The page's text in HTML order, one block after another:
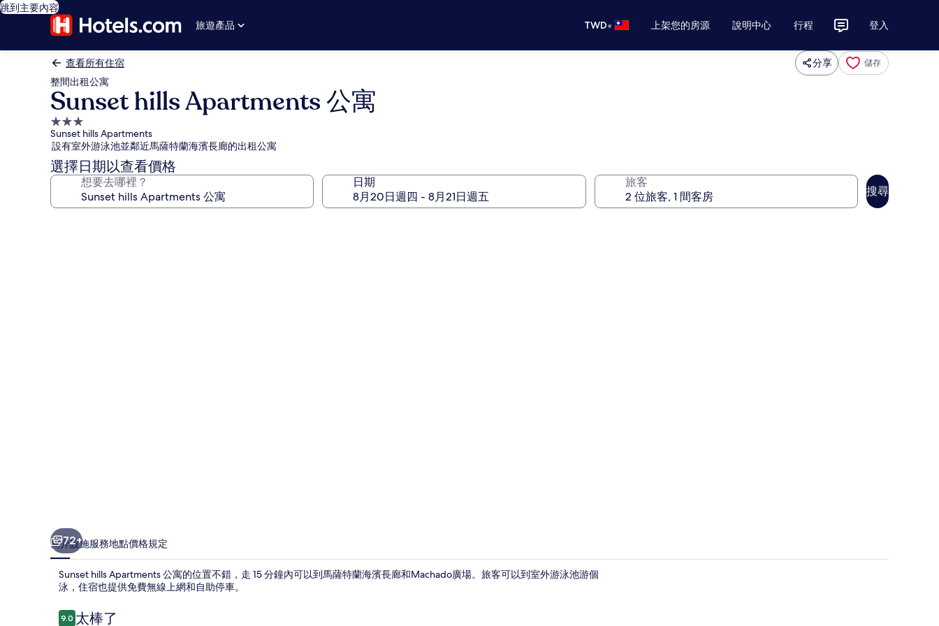
跳到主要內容
旅遊產品
TWD• 上架您的房源 說明中心 行程 登入
查看所有住宿 分享 儲存
整間出租公寓
Sunset hills Apartments 公寓
3.0
星
級
住
宿
Sunset hills Apartments
設有室外游泳池並鄰近馬薩特蘭海濱長廊的出租公寓
選擇日期以查看價格
想要去哪裡？ 日期 旅客
搜尋
72+
簡介設施服務地點價格規定
Sunset hills Apartments 公寓的位置不錯，走 15 分鐘內可以到馬薩特蘭海濱長廊和Machado廣場。旅客可以到室外游泳池游個
泳，住宿也提供免費無線上網和自助停車。
評
9.09.0 分，滿分 10 分，
太棒了